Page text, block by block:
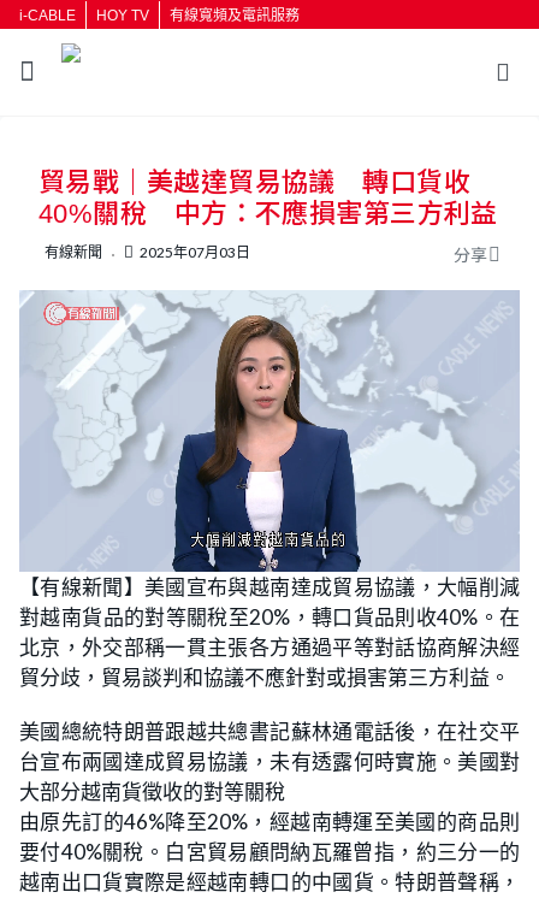
i-CABLE HOY TV 有線寬頻及電訊服務
按輸入鍵開始搜尋
貿易戰｜美越達貿易協議 轉口貨收
40%關稅 中方：不應損害第三方利益
有線新聞 2025年07月03日 分享
n
m
t
e
L
o
a
d
e
d
:
8
.
%
【有線新聞】美國宣布與越南達成貿易協議，大幅削減
對越南貨品的對等關稅至20%，轉口貨品則收40%。在
北京，外交部稱一貫主張各方通過平等對話協商解決經
貿分歧，貿易談判和協議不應針對或損害第三方利益。
美國總統特朗普跟越共總書記蘇林通電話後，在社交平
台宣布兩國達成貿易協議，未有透露何時實施。美國對
大部分越南貨徵收的對等關稅
由原先訂的46%降至20%，經越南轉運至美國的商品則
要付40%關稅。白宮貿易顧問納瓦羅曾指，約三分一的
越南出口貨實際是經越南轉口的中國貨。特朗普聲稱，